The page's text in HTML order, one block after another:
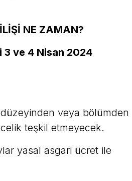
NE ZAMAN?
3 ve 4 Nisan 2024
düzeyinden veya bölümden
teşkil etmeyecek.
yasal asgari ücret ile